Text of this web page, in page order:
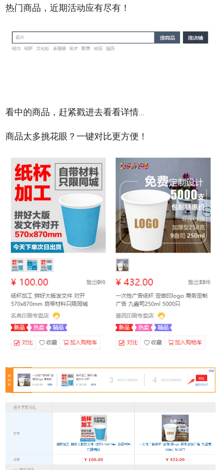
热门商品，近期活动应有尽有！
看中的商品，赶紧戳进去看看详情
商品太多挑花眼？一键对比更方便！